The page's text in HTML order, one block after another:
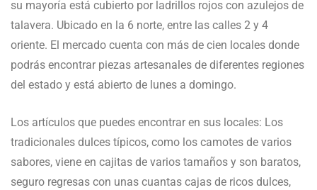
su mayoría está cubierto por ladrillos rojos con azulejos de
talavera. Ubicado en la 6 norte, entre las calles 2 y 4
oriente. El mercado cuenta con más de cien locales donde
podrás encontrar piezas artesanales de diferentes regiones
del estado y está abierto de lunes a domingo.
Los artículos que puedes encontrar en sus locales: Los
tradicionales dulces típicos, como los camotes de varios
sabores, viene en cajitas de varios tamaños y son baratos,
seguro regresas con unas cuantas cajas de ricos dulces,